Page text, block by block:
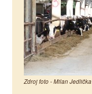
Zdroj foto - Milan Jedlička